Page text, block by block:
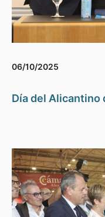
06/10/2025
Día del Alicantino